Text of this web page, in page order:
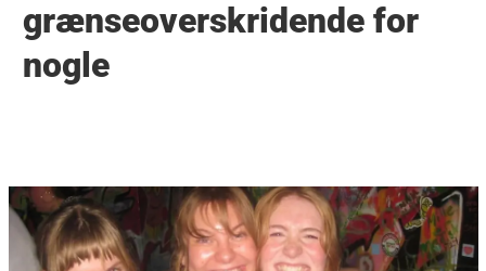
grænseoverskridende for
nogle